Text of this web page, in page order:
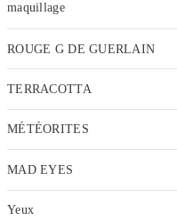
maquillage
ROUGE G DE GUERLAIN
TERRACOTTA
MÉTÉORITES
MAD EYES
Yeux